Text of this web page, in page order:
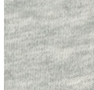
Sweatshirt
Gömlek
Polo
T-shirt
Atlet
Deniz Şortu
Eşofman Altı
Mont
Şort
Yelek